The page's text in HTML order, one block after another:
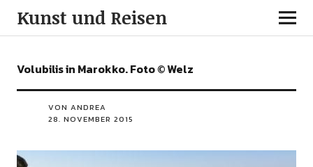
Kunst und Reisen
Volubilis in Marokko. Foto © Welz
VON ANDREA
28. NOVEMBER 2015